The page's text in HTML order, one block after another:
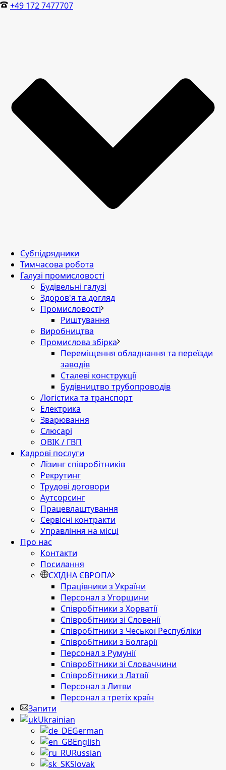
+49 172 7477707
Субпідрядники
Тимчасова робота
Галузі промисловості
Будівельні галузі
Здоров'я та догляд
Промисловості
Риштування
Виробництва
Промислова збірка
Переміщення обладнання та переїзди
заводів
Сталеві конструкції
Будівництво трубопроводів
Логістика та транспорт
Електрика
Зварювання
Слюсарі
ОВІК / ГВП
Кадрові послуги
Лізинг співробітників
Рекрутинг
Трудові договори
Аутсорсинг
Працевлаштування
Сервісні контракти
Управління на місці
Про нас
Контакти
Посилання
СХІДНА ЄВРОПА
Працівники з України
Персонал з Угорщини
Співробітники з Хорватії
Співробітники зі Словенії
Співробітники з Чеської Республіки
Співробітники з Болгарії
Персонал з Румунії
Співробітники зі Словаччини
Співробітники з Латвії
Персонал з Литви
Персонал з третіх країн
Запити
Ukrainian
German
English
Russian
Slovak